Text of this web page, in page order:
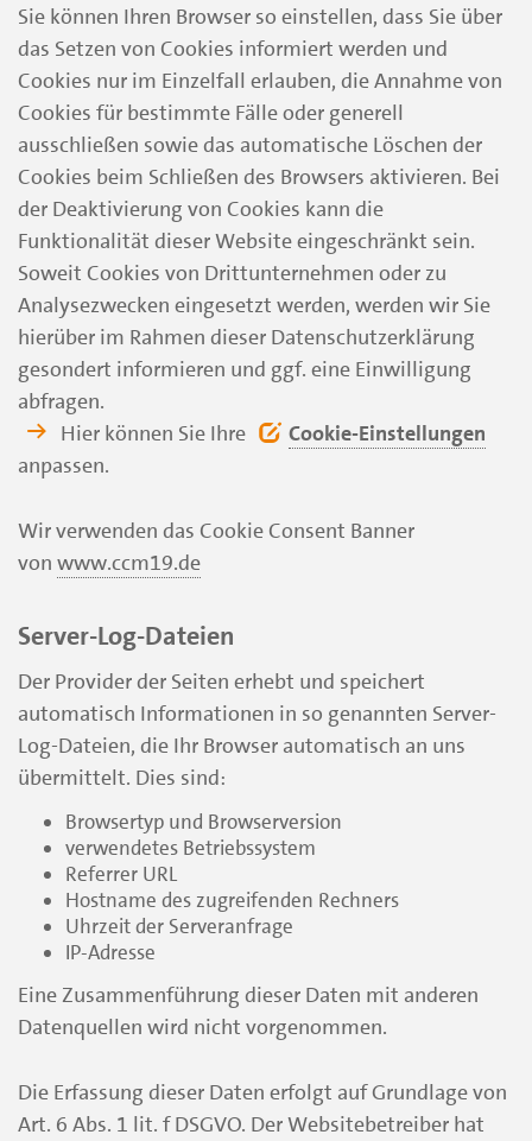
Sie können Ihren Browser so einstellen, dass Sie über
das Setzen von Cookies informiert werden und
Cookies nur im Einzelfall erlauben, die Annahme von
Cookies für bestimmte Fälle oder generell
ausschließen sowie das automatische Löschen der
Cookies beim Schließen des Browsers aktivieren. Bei
der Deaktivierung von Cookies kann die
Funktionalität dieser Website eingeschränkt sein.
Soweit Cookies von Drittunternehmen oder zu
Analysezwecken eingesetzt werden, werden wir Sie
hierüber im Rahmen dieser Datenschutzerklärung
gesondert informieren und ggf. eine Einwilligung
abfragen.
Hier können Sie Ihre
Cookie-Einstellungen
anpassen.
Wir verwenden das Cookie Consent Banner
von www.ccm19.de
Server-Log-Dateien
Der Provider der Seiten erhebt und speichert
automatisch Informationen in so genannten Server-
Log-Dateien, die Ihr Browser automatisch an uns
übermittelt. Dies sind:
Browsertyp und Browserversion
verwendetes Betriebssystem
Referrer URL
Hostname des zugreifenden Rechners
Uhrzeit der Serveranfrage
IP-Adresse
Eine Zusammenführung dieser Daten mit anderen
Datenquellen wird nicht vorgenommen.
Die Erfassung dieser Daten erfolgt auf Grundlage von
Art. 6 Abs. 1 lit. f DSGVO. Der Websitebetreiber hat